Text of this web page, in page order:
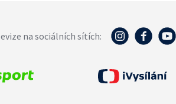
na sociálních sítích: